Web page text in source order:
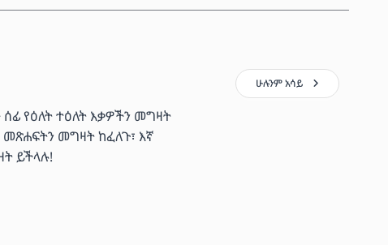
የዕለት ተዕለት እቃዎችን መግዛት
መግዛት ከፈለጉ፣ እኛ
ይችላሉ!
ሁሉንም አሳይ